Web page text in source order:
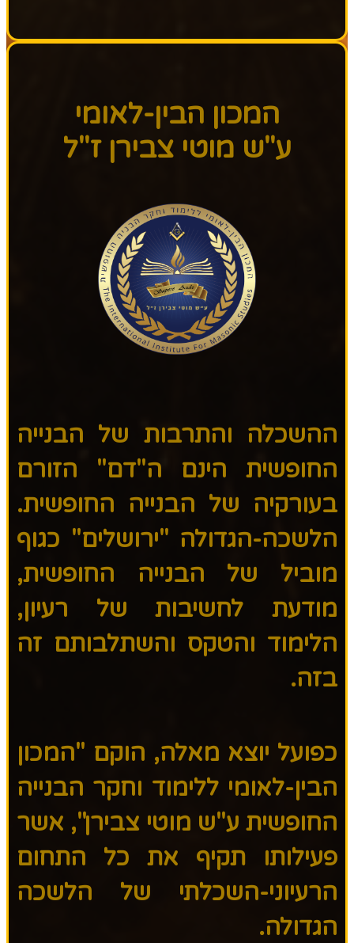
המכון הבין-לאומי
ע"ש מוטי צבירן ז"ל
ההשכלה והתרבות של הבנייה
החופשית הינם ה"דם" הזורם
בעורקיה של הבנייה החופשית.
הלשכה-הגדולה "ירושלים" כגוף
מוביל של הבנייה החופשית,
מודעת לחשיבות של רעיון,
הלימוד והטקס והשתלבותם זה
בזה.
כפועל יוצא מאלה, הוקם "המכון
הבין-לאומי ללימוד וחקר הבנייה
החופשית ע"ש מוטי צבירן", אשר
פעילותו תקיף את כל התחום
הרעיוני-השכלתי של הלשכה
הגדולה.